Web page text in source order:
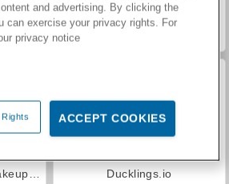
Ducklings.io
and advertising. By clicking the
can exercise your privacy rights. For
privacy notice
ACCEPT COOKIES